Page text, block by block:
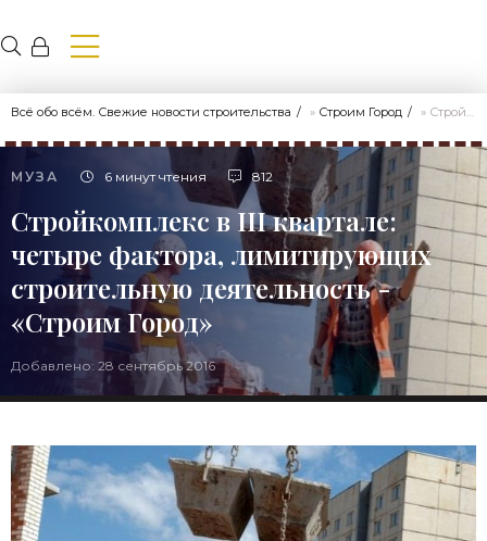
Всё обо всём. Свежие новости строительства » Строим Город » Стройкомплекс в III квартале: четыре фактора, лимитирующих строительную деятельность - «Строим Город»
МУЗА 6 минут чтения 812
Стройкомплекс в III квартале:
четыре фактора, лимитирующих
строительную деятельность -
«Строим Город»
Добавлено: 28 сентябрь 2016